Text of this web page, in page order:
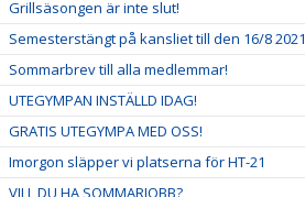
Grillsäsongen är inte slut!
Semesterstängt på kansliet till den 16/8 2021
Sommarbrev till alla medlemmar!
UTEGYMPAN INSTÄLLD IDAG!
GRATIS UTEGYMPA MED OSS!
Imorgon släpper vi platserna för HT-21
VILL DU HA SOMMARJOBB?